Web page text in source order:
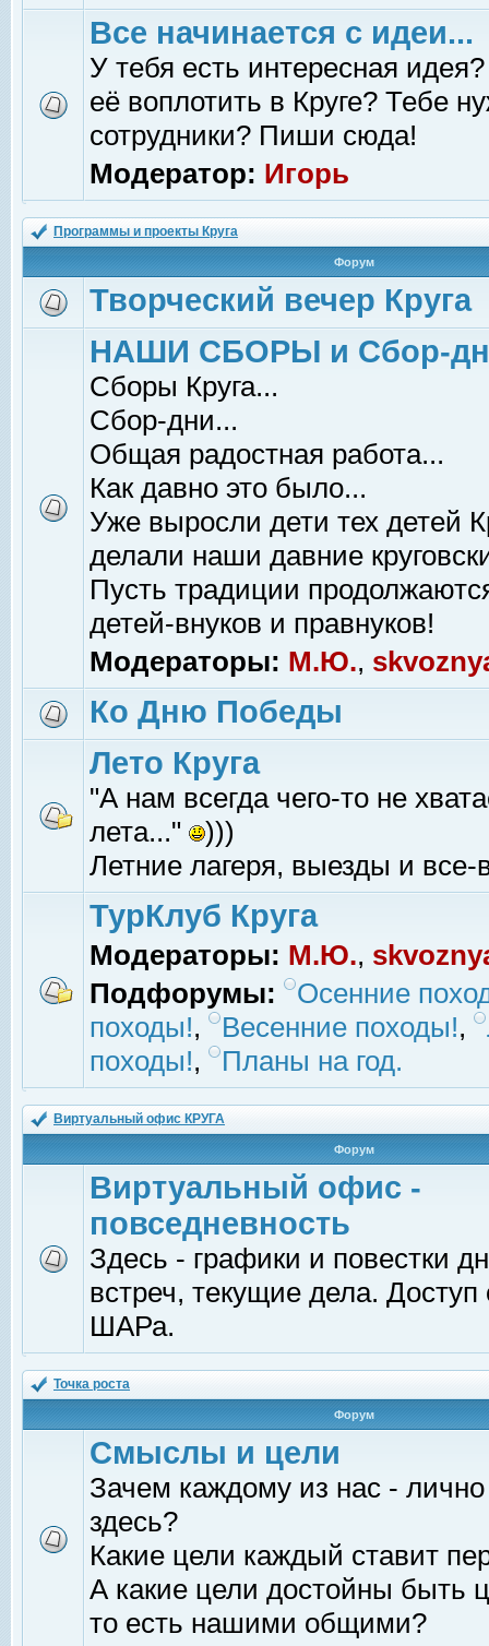
Все начинается с идеи...
У тебя есть интересная
её воплотить в Круге? Тебе
сотрудники? Пиши сюда!
Модератор: Игорь
Программы и проекты Круга
Форум
Творческий вечер Круга
НАШИ СБОРЫ и Сбор-
Сборы Круга...
Сбор-дни...
Общая радостная работа...
Как давно это было...
Уже выросли дети тех детей
делали наши давние
Пусть традиции
детей-внуков и правнуков!
Модераторы: М.Ю.,
Ко Дню Победы
Лето Круга
"А нам всегда чего-то не
лета..."
)))
Летние лагеря, выезды и все-
ТурКлуб Круга
Модераторы: М.Ю.,
Подфорумы:
Осенние
походы!, Весенние походы!,
походы!, Планы на год.
Виртуальный офис КРУГА
Форум
Виртуальный офис -
повседневность
Здесь - графики и повестки
встреч, текущие дела.
ШАРа.
Точка роста
Форум
Смыслы и цели
Зачем каждому из нас -
здесь?
Какие цели каждый ставит
А какие цели достойны быть
то есть нашими общими?